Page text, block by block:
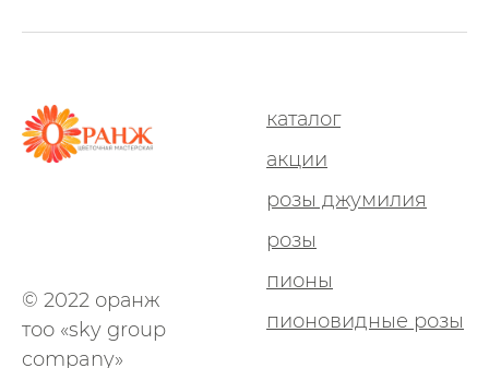
© 2022 оранж
тоо «sky group
company»
каталог
акции
розы джумилия
розы
пионы
пионовидные розы